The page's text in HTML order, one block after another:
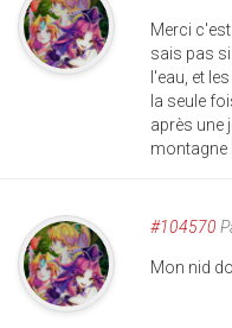
Merci
sais pas
l'eau, et
la seule
après une
montagne
#104570
Mon nid